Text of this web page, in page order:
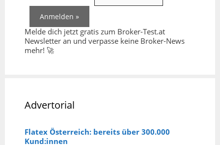
Melde dich jetzt gratis zum Broker-Test.at
Newsletter an und verpasse keine Broker-News
mehr! 🚀
Advertorial
Flatex Österreich: bereits über 300.000
Kund:innen